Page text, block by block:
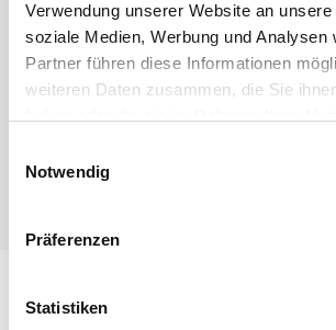
Verwendung unserer Website an
soziale Medien, Werbung und Analysen
Partner führen diese Informationen
weiteren Daten zusammen, die Sie
Notwendig
Präferenzen
Statistiken
Raumaufteilung